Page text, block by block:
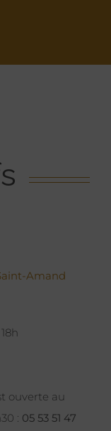
Amand
ouverte au
: 05 53 51 47